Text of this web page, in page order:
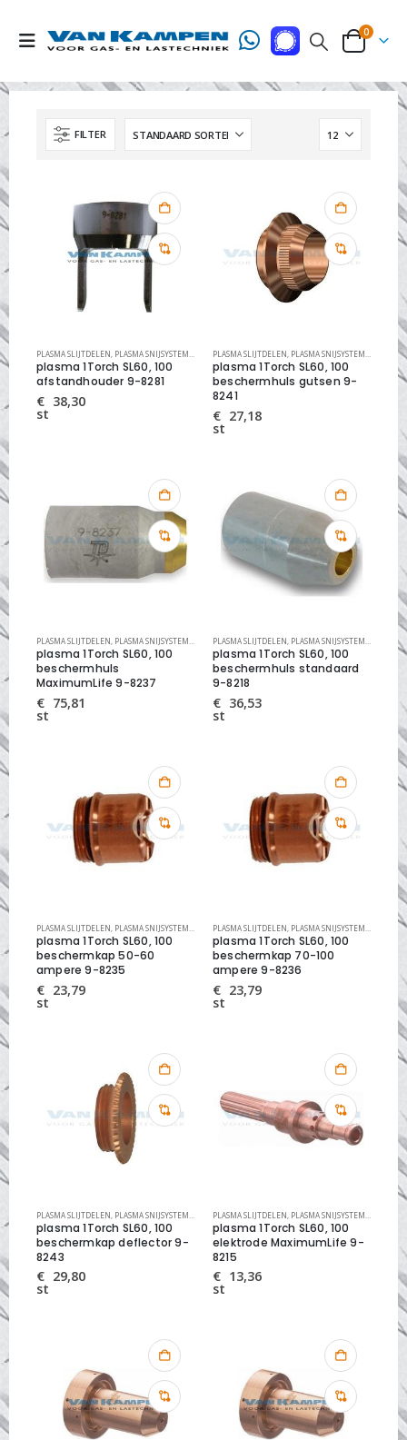
0
FILTER
PLASMA SLIJTDELEN PLASMA SNIJSYSTEMEN THERMAL DYNAMICS SLIJTDELEN
plasma 1Torch SL60, 100
afstandhouder 9-8281
€ 38,30
st
PLASMA SLIJTDELEN PLASMA SNIJSYSTEMEN
plasma 1Torch SL60, 100
beschermhuls gutsen 9-
8241
€ 27,18
st
PLASMA SLIJTDELEN PLASMA SNIJSYSTEMEN THERMAL DYNAMICS SLIJTDELEN
plasma 1Torch SL60, 100
beschermhuls
MaximumLife 9-8237
€ 75,81
st
PLASMA SLIJTDELEN PLASMA SNIJSYSTEMEN
plasma 1Torch SL60, 100
beschermhuls standaard
9-8218
€ 36,53
st
PLASMA SLIJTDELEN PLASMA SNIJSYSTEMEN THERMAL DYNAMICS SLIJTDELEN
plasma 1Torch SL60, 100
beschermkap 50-60
ampere 9-8235
€ 23,79
st
PLASMA SLIJTDELEN PLASMA SNIJSYSTEMEN
plasma 1Torch SL60, 100
beschermkap 70-100
ampere 9-8236
€ 23,79
st
PLASMA SLIJTDELEN PLASMA SNIJSYSTEMEN THERMAL DYNAMICS SLIJTDELEN
plasma 1Torch SL60, 100
beschermkap deflector 9-
8243
€ 29,80
st
PLASMA SLIJTDELEN PLASMA SNIJSYSTEMEN
plasma 1Torch SL60, 100
elektrode MaximumLife 9-
8215
€ 13,36
st